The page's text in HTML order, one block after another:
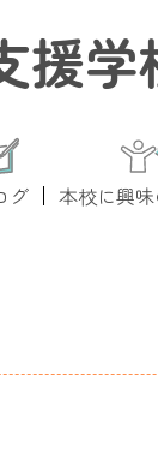
援学
グ 本校に興